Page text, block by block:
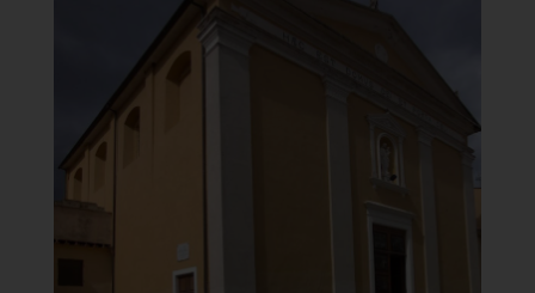
Chiesa della Vergine del